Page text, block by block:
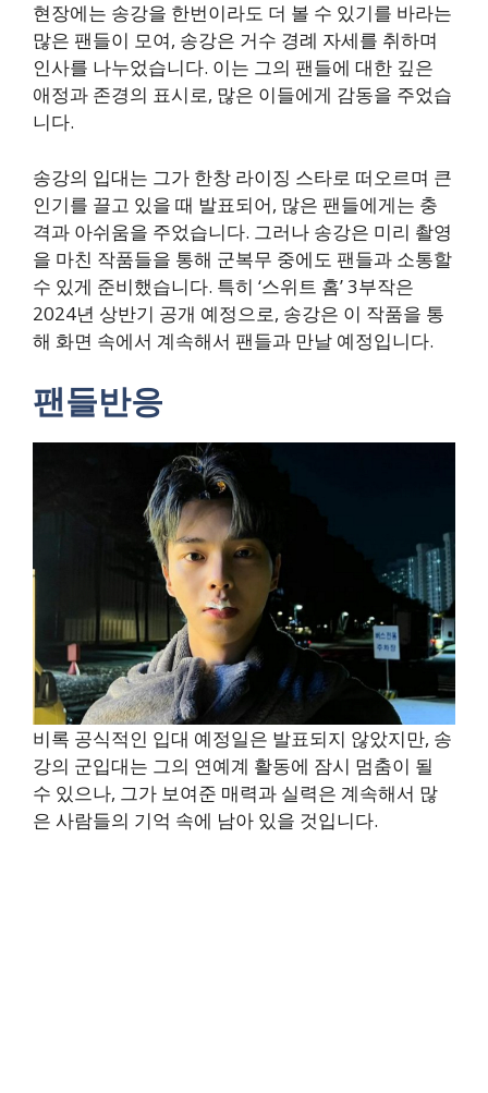
현장에는 송강을 한번이라도 더 볼 수 있기를 바라는
많은 팬들이 모여, 송강은 거수 경례 자세를 취하며
인사를 나누었습니다. 이는 그의 팬들에 대한 깊은
애정과 존경의 표시로, 많은 이들에게 감동을 주었습
니다.
송강의 입대는 그가 한창 라이징 스타로 떠오르며 큰
인기를 끌고 있을 때 발표되어, 많은 팬들에게는 충
격과 아쉬움을 주었습니다. 그러나 송강은 미리 촬영
을 마친 작품들을 통해 군복무 중에도 팬들과 소통할
수 있게 준비했습니다. 특히 ‘스위트 홈’ 3부작은
2024년 상반기 공개 예정으로, 송강은 이 작품을 통
해 화면 속에서 계속해서 팬들과 만날 예정입니다.
팬들반응
비록 공식적인 입대 예정일은 발표되지 않았지만, 송
강의 군입대는 그의 연예계 활동에 잠시 멈춤이 될
수 있으나, 그가 보여준 매력과 실력은 계속해서 많
은 사람들의 기억 속에 남아 있을 것입니다.